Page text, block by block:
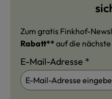
Zum gratis Finkhof-
Rabatt** auf die
E-Mail-Adresse *